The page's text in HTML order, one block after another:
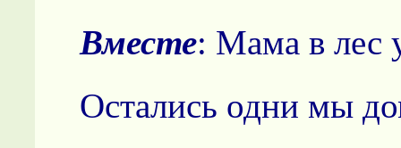
Вместе: Мама в лес
Остались одни мы